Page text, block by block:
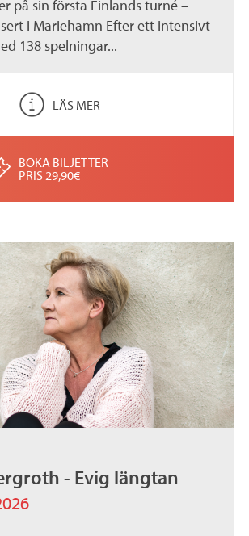
på sin första Finlands turné –
i Mariehamn Efter ett intensivt
138 spelningar...
LÄS MER
BOKA BILJETTER
PRIS 29,90€
- Evig längtan